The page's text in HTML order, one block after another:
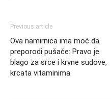
Previous article
Ova namirnica ima moć da
preporodi pušače: Pravo je
blago za srce i krvne sudove,
krcata vitaminima